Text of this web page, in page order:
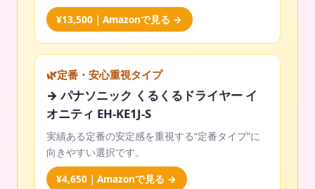
¥13,500｜Amazonで見る →
🌿定番・安心重視タイプ
→ パナソニック くるくるドライヤー イ
オニティ EH-KE1J-S
実績ある定番の安定感を重視する“定番タイプ”に
向きやすい選択です。
¥4,650｜Amazonで見る →